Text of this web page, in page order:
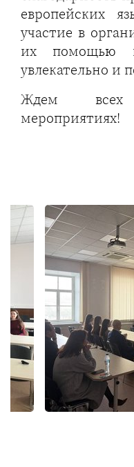
европейских
участие в
их помощью
увлекательно и
Ждем
мероприятиях!